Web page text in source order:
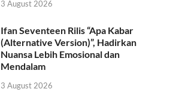
3 August 2026
Ifan Seventeen Rilis “Apa Kabar
(Alternative Version)”, Hadirkan
Nuansa Lebih Emosional dan
Mendalam
3 August 2026